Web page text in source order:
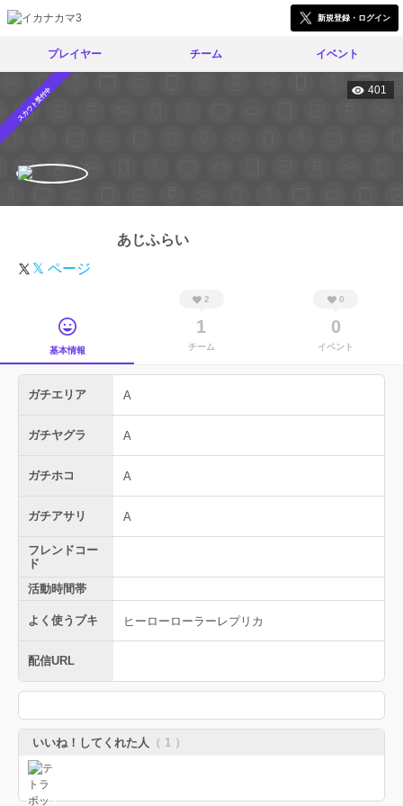
新規登録・ログイン
プレイヤー チーム イベント
スカウト受付中 401
あじふらい
𝕏 ページ
基本情報
2
1
チーム
0
0
イベント
ガチエリア A
ガチヤグラ A
ガチホコ A
ガチアサリ A
フレンドコー
ド
活動時間帯
よく使うブキ ヒーローローラーレプリカ
配信URL
いいね！してくれた人 （ 1 ）